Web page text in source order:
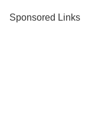
Sponsored Links